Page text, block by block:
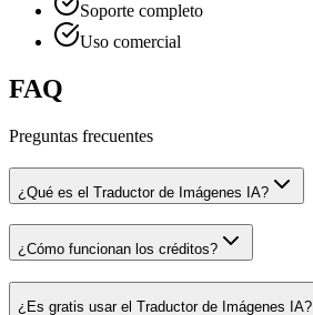
Soporte completo
Uso comercial
FAQ
Preguntas frecuentes
¿Qué es el Traductor de Imágenes IA?
¿Cómo funcionan los créditos?
¿Es gratis usar el Traductor de Imágenes IA?